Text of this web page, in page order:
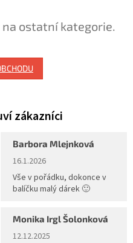
ostatní kategorie.
Barbora Mlejnková
Hodnocení obchodu je 5 z 5
16.1.2026
Vše v pořádku, dokonce v
balíčku malý dárek 🙂
Monika Irgl Šolonková
Hodnocení obchodu je 5 z 5
12.12.2025